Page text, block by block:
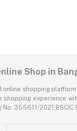
Shop in
shopping platform in
experience with
No: 355611/